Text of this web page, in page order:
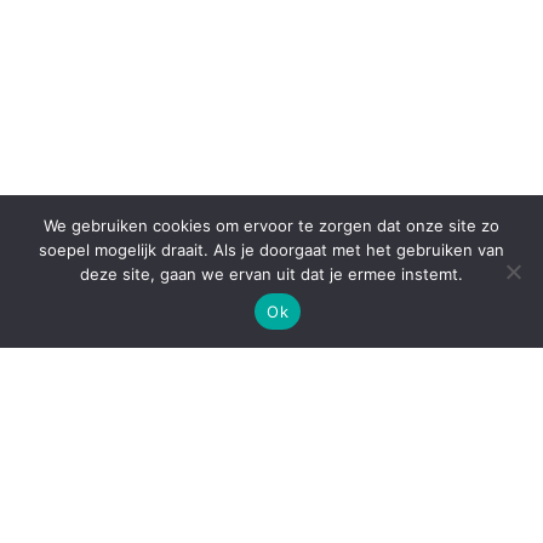
We gebruiken cookies om ervoor te zorgen dat onze site zo
soepel mogelijk draait. Als je doorgaat met het gebruiken van
deze site, gaan we ervan uit dat je ermee instemt.
Ok